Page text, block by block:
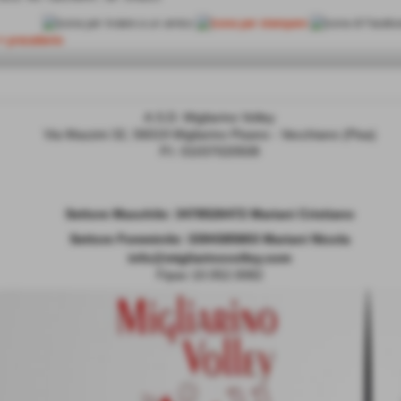
precedente
A.S.D. Migliarino Volley
Via Mazzini 32, 56019 Migliarino Pisano - Vecchiano (Pisa)
Settore Maschile:
3478526472 Mariani Cristiano
Settore Femminile: 3394385803 Mariani Nicola
info@migliarinovolley.com
Fipav 10.052.0082